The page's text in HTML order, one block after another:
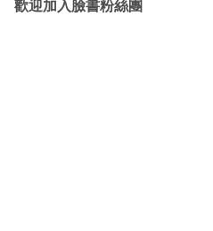
歡迎加入臉書粉絲團